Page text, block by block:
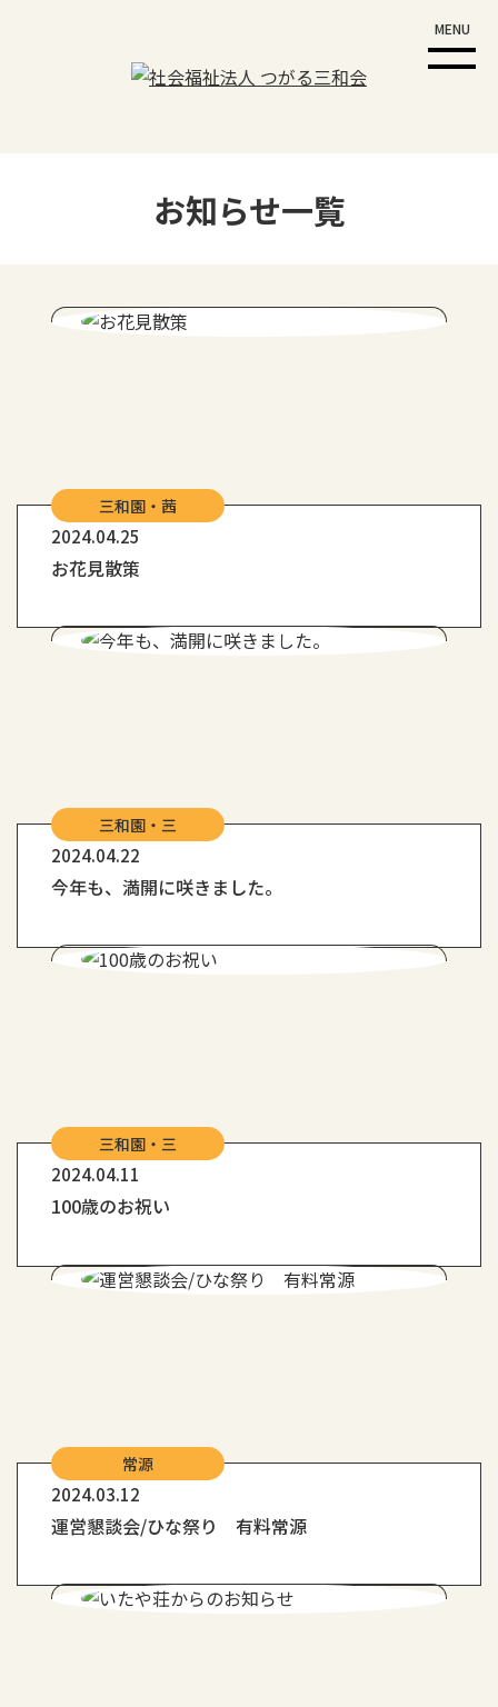
MENU
お知らせ一覧
三和園・茜
2024.04.25
お花見散策
三和園・三
2024.04.22
今年も、満開に咲きました。
三和園・三
2024.04.11
100歳のお祝い
常源
2024.03.12
運営懇談会/ひな祭り 有料常源